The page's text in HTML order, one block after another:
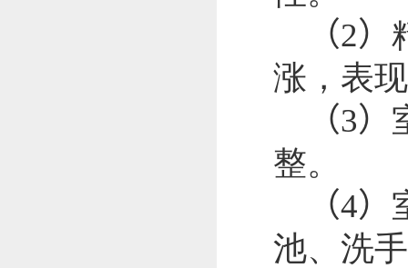
（2）
涨，表
（3）
整。
（4）
池、洗